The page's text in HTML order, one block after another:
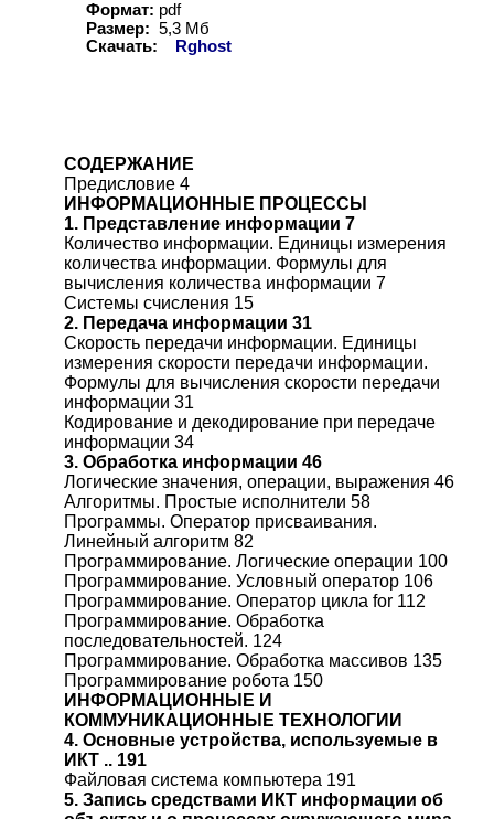
Формат: pdf
Размер: 5,3 Мб
Скачать:
Rghost
СОДЕРЖАНИЕ
Предисловие 4
ИНФОРМАЦИОННЫЕ ПРОЦЕССЫ
1. Представление информации 7
Количество информации. Единицы измерения
количества информации. Формулы для
вычисления количества информации 7
Системы счисления 15
2. Передача информации 31
Скорость передачи информации. Единицы
измерения скорости передачи информации.
Формулы для вычисления скорости передачи
информации 31
Кодирование и декодирование при передаче
информации 34
3. Обработка информации 46
Логические значения, операции, выражения 46
Алгоритмы. Простые исполнители 58
Программы. Оператор присваивания.
Линейный алгоритм 82
Программирование. Логические операции 100
Программирование. Условный оператор 106
Программирование. Оператор цикла for 112
Программирование. Обработка
последовательностей. 124
Программирование. Обработка массивов 135
Программирование робота 150
ИНФОРМАЦИОННЫЕ И
КОММУНИКАЦИОННЫЕ ТЕХНОЛОГИИ
4. Основные устройства, используемые в
ИКТ .. 191
Файловая система компьютера 191
5. Запись средствами ИКТ информации об